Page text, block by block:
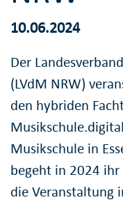
10.06.2024
Der
(LVdM NRW)
den hybriden
Musikschule in
begeht in 2024
die Veranstaltung